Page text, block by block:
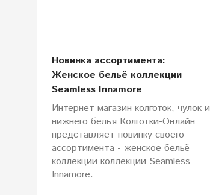
Новинка ассортимента:
Женское бельё коллекции
Seamless Innamore
Интернет магазин колготок, чулок и
нижнего белья Колготки-Онлайн
представляет новинку своего
ассортимента - женское бельё
коллекции коллекции Seamless
Innamore.